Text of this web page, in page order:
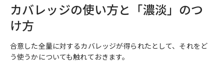
カバレッジの使い方と「濃淡」のつ
け方
合意した全量に対するカバレッジが得られたとして、それをど
う使うかについても触れておきます。